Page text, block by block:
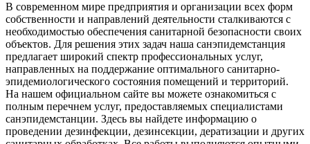
В современном мире предприятия и организации всех форм
собственности и направлений деятельности сталкиваются с
необходимостью обеспечения санитарной безопасности своих
объектов. Для решения этих задач наша санэпидемстанция
предлагает широкий спектр профессиональных услуг,
направленных на поддержание оптимального санитарно-
эпидемиологического состояния помещений и территорий.
На нашем официальном сайте вы можете ознакомиться с
полным перечнем услуг, предоставляемых специалистами
санэпидемстанции. Здесь вы найдете информацию о
проведении дезинфекции, дезинсекции, дератизации и других